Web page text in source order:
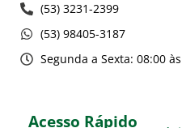
(53) 3231-2399
(53) 98405-3187
Segunda a Sexta: 08:00
Acesso Rápido